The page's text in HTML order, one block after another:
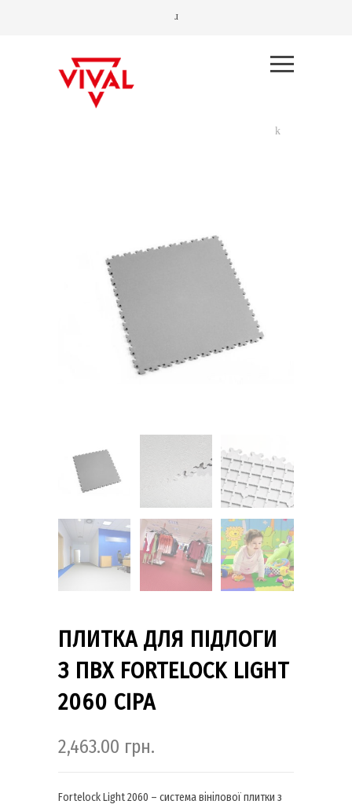
ПЛИТКА ДЛЯ ПІДЛОГИ
З ПВХ FORTELOCK LIGHT
2060 СІРА
2,463.00 грн.
Fortelock Light 2060 – система вінілової плитки з